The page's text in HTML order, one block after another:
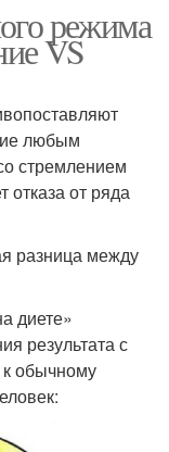
режима
VS
любым
стремлением
отказа от ряда
разница между
диете»
результата с
к обычному